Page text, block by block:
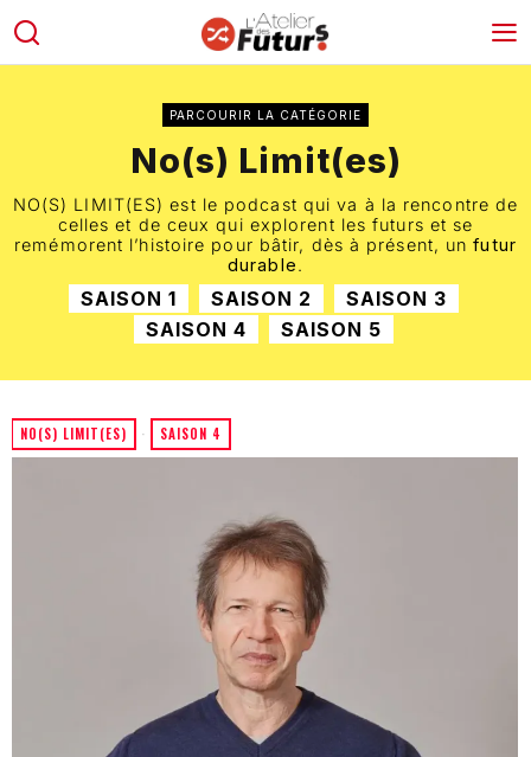
PARCOURIR LA CATÉGORIE
No(s) Limit(es)
NO(S) LIMIT(ES) est le podcast qui va à la rencontre de
celles et de ceux qui explorent les futurs et se
remémorent l’histoire pour bâtir, dès à présent, unfutur
durable.
SAISON 1 SAISON 2
SAISON 3
SAISON 4
SAISON 5
NO(S) LIMIT(ES) · SAISON 4